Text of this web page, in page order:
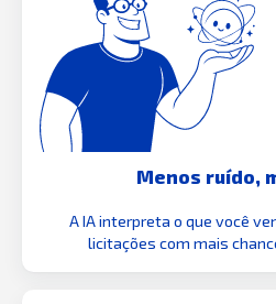
Menos ruído,
A IA interpreta o que você
licitações com mais